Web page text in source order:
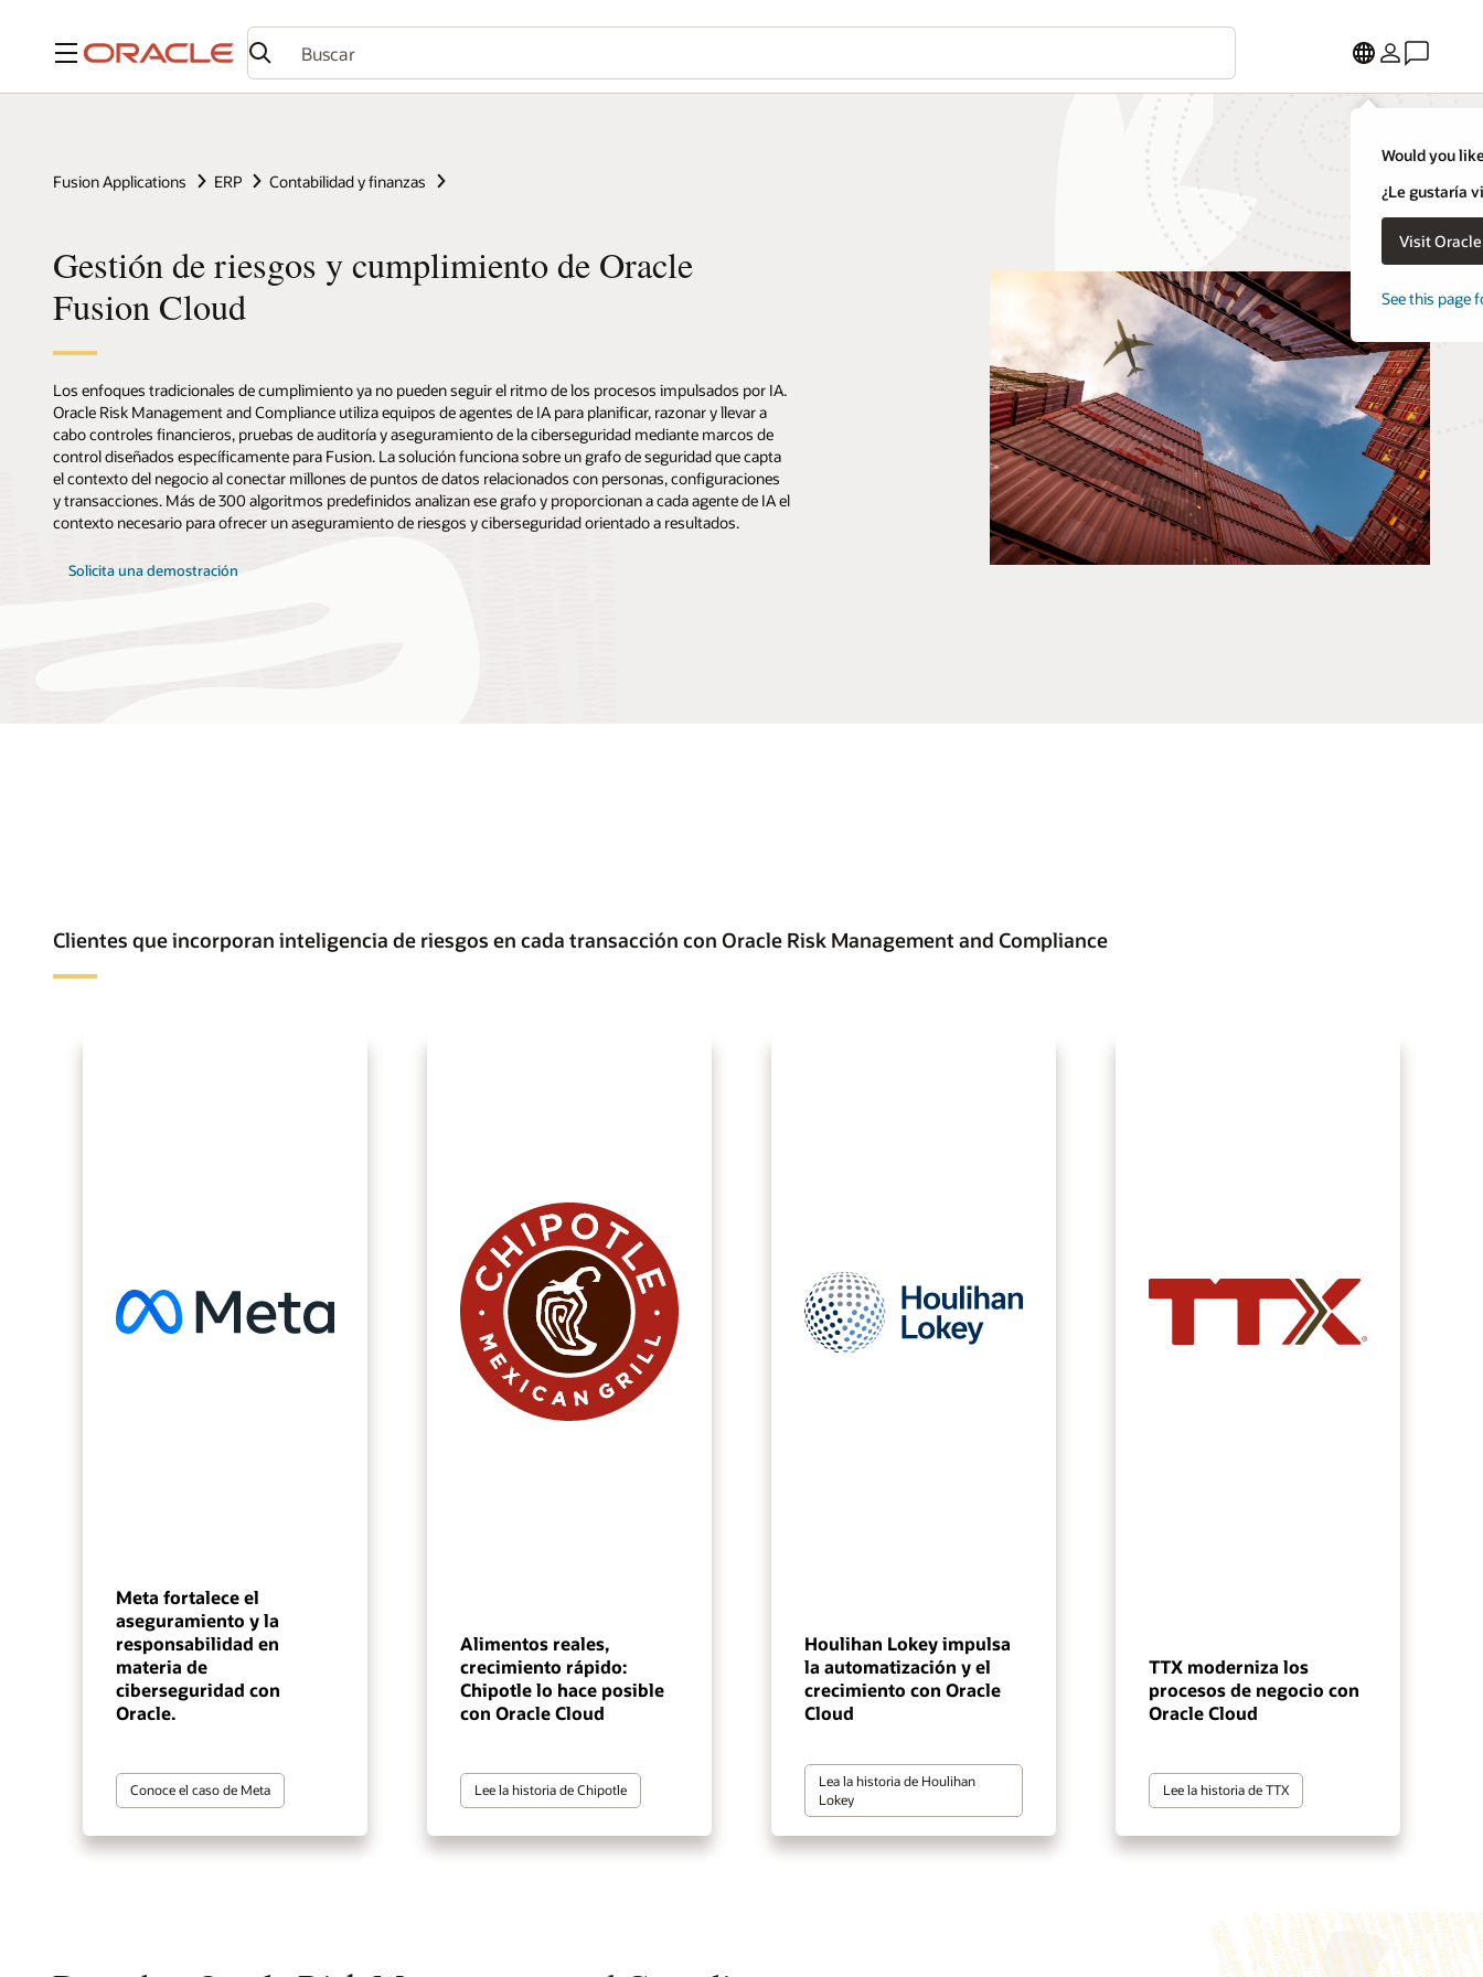
Menú
Would you
¿Le gustaría
Visit
See this page
Fusion Applications ERP Contabilidad y finanzas
Gestión de riesgos y cumplimiento de Oracle
Fusion Cloud
Los enfoques tradicionales de cumplimiento ya no pueden seguir el ritmo de los procesos impulsados por IA.
Oracle Risk Management and Compliance utiliza equipos de agentes de IA para planificar, razonar y llevar a
cabo controles financieros, pruebas de auditoría y aseguramiento de la ciberseguridad mediante marcos de
control diseñados específicamente para Fusion. La solución funciona sobre un grafo de seguridad que capta
el contexto del negocio al conectar millones de puntos de datos relacionados con personas, configuraciones
y transacciones. Más de 300 algoritmos predefinidos analizan ese grafo y proporcionan a cada agente de IA el
contexto necesario para ofrecer un aseguramiento de riesgos y ciberseguridad orientado a resultados.
Solicita una demostración
Clientes que incorporan inteligencia de riesgos en cada transacción con Oracle Risk Management and Compliance
Meta fortalece el
aseguramiento y la
responsabilidad en
materia de
ciberseguridad con
Oracle.
Conoce el caso de Meta
Alimentos reales,
crecimiento rápido:
Chipotle lo hace posible
con Oracle Cloud
Lee la historia de Chipotle
Houlihan Lokey impulsa
la automatización y el
crecimiento con Oracle
Cloud
Lea la historia de Houlihan
Lokey
TTX moderniza los
procesos de negocio con
Oracle Cloud
Lee la historia de TTX